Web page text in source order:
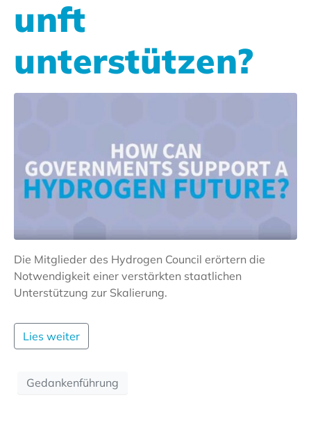
unft
unterstützen?
Die Mitglieder des Hydrogen Council erörtern die
Notwendigkeit einer verstärkten staatlichen
Unterstützung zur Skalierung.
Lies weiter
Gedankenführung